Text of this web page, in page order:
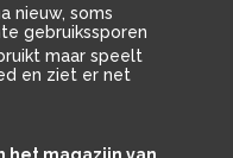
nieuw, soms
gebruikssporen
maar speelt
en ziet er net